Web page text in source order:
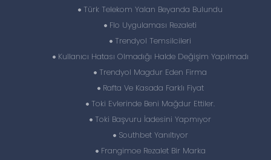
Türk Telekom Yalan Beyanda Bulundu
Flo Uygulaması Rezaleti
Trendyol Temsilcileri
Kullanıcı Hatası Olmadığı Halde Değişim Yapılmadı
Trendyol Magdur Eden Firma
Rafta Ve Kasada Farklı Fiyat
Toki Evlerinde Beni Mağdur Ettiler.
Toki Başvuru İadesini Yapmıyor
Southbet Yanıltıyor
Frangimoe Rezalet Bir Marka